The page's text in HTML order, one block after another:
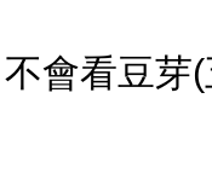
看豆芽(